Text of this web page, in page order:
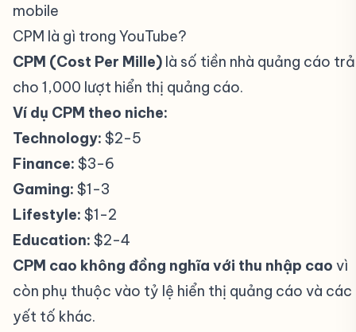
mobile
CPM là gì trong YouTube?
CPM (Cost Per Mille) là số tiền nhà quảng cáo trả
cho 1,000 lượt hiển thị quảng cáo.
Ví dụ CPM theo niche:
Technology: $2-5
Finance: $3-6
Gaming: $1-3
Lifestyle: $1-2
Education: $2-4
CPM cao không đồng nghĩa với thu nhập cao vì
còn phụ thuộc vào tỷ lệ hiển thị quảng cáo và các
yết tố khác.